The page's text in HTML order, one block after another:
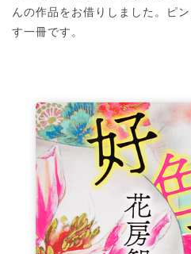
んの作品をお借りしました。ピ
す一冊です。